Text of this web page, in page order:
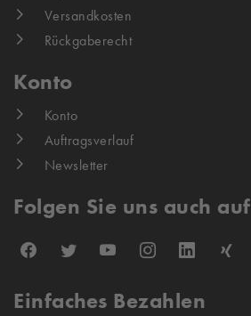
Versandkosten
Rückgaberecht
Konto
Konto
Auftragsverlauf
Newsletter
Folgen Sie uns auch auf
Einfaches Bezahlen